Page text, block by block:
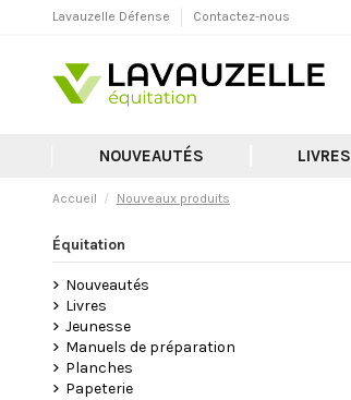
Lavauzelle Défense Contactez-nous
NOUVEAUTÉS LIVRES
Accueil Nouveaux produits
Équitation
Nouveautés
Livres
Jeunesse
Manuels de préparation
Planches
Papeterie